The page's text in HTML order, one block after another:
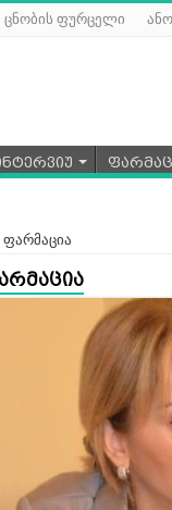
ცნობის ფურცელი
ფარმაცია